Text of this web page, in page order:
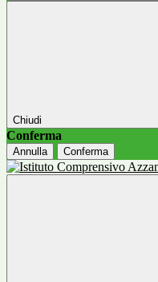
Chiudi
Conferma
Annulla Conferma